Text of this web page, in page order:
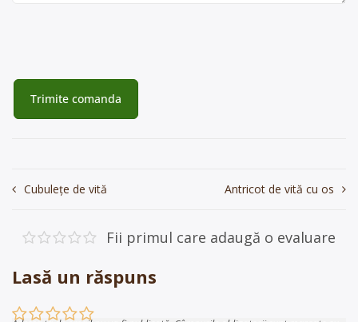
Navigare
articole
Cubulețe de vită Antricot de vită cu os
Fii primul care adaugă o evaluare
Lasă un răspuns